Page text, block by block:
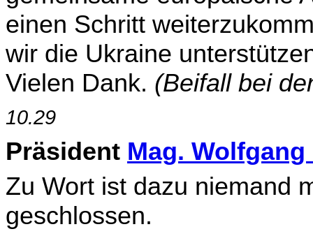
einen Schritt
wir die Ukraine
Vielen Dank. (Beifall bei
10.29
Präsident Mag.
Zu Wort ist dazu niemand
geschlossen.